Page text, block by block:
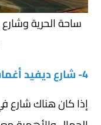
ساحة الحرية
4- شارع ديفيد أغماشينيبيلي
إذا كان هناك شارع